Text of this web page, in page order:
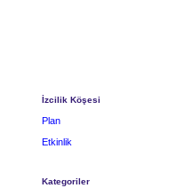
İzcilik Köşesi
Plan
Etkinlik
Kategoriler